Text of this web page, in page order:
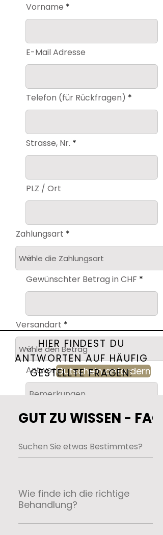
Vorname
E-Mail Adresse
Telefon (für Rückfragen)
Strasse, Nr.
PLZ / Ort
Zahlungsart
Gewünschter Betrag in CHF
Versandart
Antwort hier hinzufügen
Gutschein anfordern
HIER FINDEST DU
ANTWORTEN AUF HÄUFIG
GESTELLTE FRAGEN:
GUT ZU WISSEN - FAQ
Wie finde ich die richtige
Behandlung?
Gerne beraten wir dich bei uns